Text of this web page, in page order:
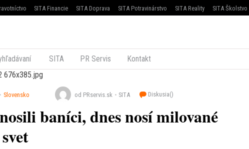
SITA Financie SITA Doprava SITA Potravinárstvo SITA Reality SITA Školstvo
SITA PR Servis Kontakt
Slovensko od PRservis.sk SITA Diskusia()
baníci, dnes nosí milované